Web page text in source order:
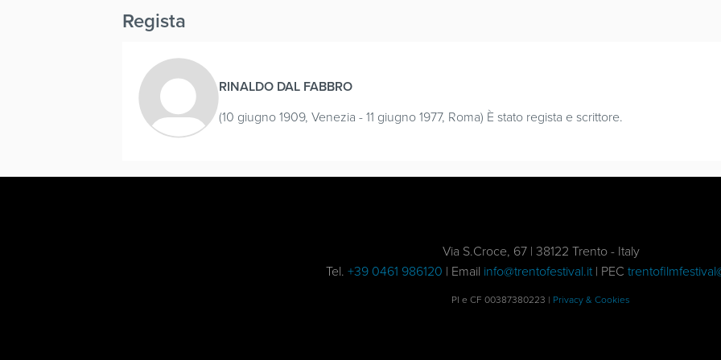
Regista
RINALDO DAL FABBRO
(10 giugno 1909, Venezia - 11 giugno 1977, Roma) È stato regista e scrittore.
Via S.Croce, 67 | 38122 Trento - Italy
Tel. +39 0461 986120 | Email info@trentofestival.it| PEC
PI e CF 00387380223 | Privacy & Cookies